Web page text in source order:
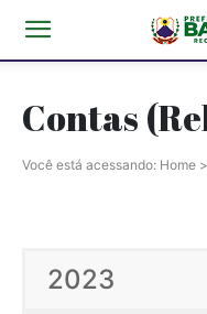
Contas
Você está acessando: Home >
2023